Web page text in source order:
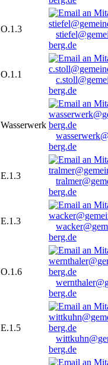
O.1.3
berg.de
O.1.1
berg.de
Wasserwerk
berg.de
E.1.3
berg.de
E.1.3
berg.de
O.1.6
berg.de
E.1.5
berg.de